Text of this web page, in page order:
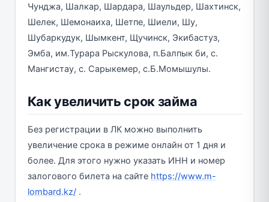
Чунджа, Шалкар, Шардара, Шаульдер, Шахтинск,
Шелек, Шемонаиха, Шетпе, Шиели, Шу,
Шубаркудук, Шымкент, Щучинск, Экибастуз,
Эмба, им.Турара Рыскулова, п.Балпык би, с.
Мангистау, с. Сарыкемер, с.Б.Момышулы.
Как увеличить срок займа
Без регистрации в ЛК можно выполнить
увеличение срока в режиме онлайн от 1 дня и
более. Для этого нужно указать ИНН и номер
залогового билета на сайте https://www.m-
lombard.kz/.